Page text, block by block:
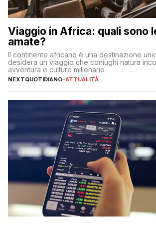
Viaggio in Africa: quali sono
amate?
Il continente africano è una destinazione
desidera un viaggio che coniughi natura
avventura e culture millenarie
NEXTQUOTIDIANO-ATTUALITÀ